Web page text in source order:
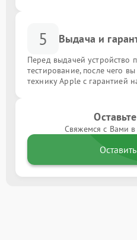
5 Выдача и
Перед выдачей устройство
тестирование, после чего
технику Apple с гарантией
Свяжемся с Вами